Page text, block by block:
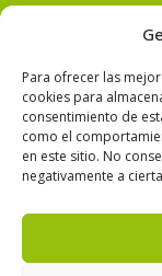
Para ofrecer las
cookies para
consentimiento de
como el
en este sitio. No
negativamente a
SÍGUENOS
REDES
© 2026